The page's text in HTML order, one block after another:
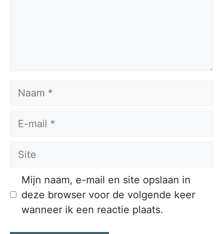
Naam
E-
Site
Mijn naam, e-mail en site opslaan in
deze browser voor de volgende keer
wanneer ik een reactie plaats.